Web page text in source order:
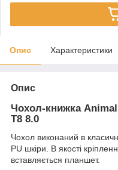
Опис Характеристики
Опис
Чохол-книжка
T8 8.0
Чохол виконаний в
PU шкіри. В якості
вставляється планшет.